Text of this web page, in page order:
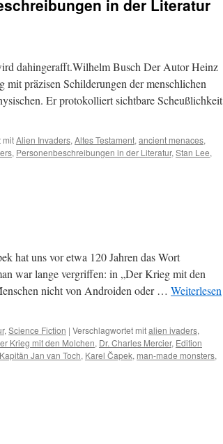
in der Literatur
dahingerafft.Wilhelm Busch Der Autor Heinz
mit präzisen Schilderungen der menschlichen
Er protokolliert sichtbare Scheußlichkeit
mitAlien Invaders, Altes Testament, ancient menaces,
, Personenbeschreibungen in der Literatur, Stan Lee,
hat uns vor etwa 120 Jahren das Wort
war lange vergriffen: in „Der Krieg mit den
nicht von Androiden oder … Weiterlesen
, Science Fiction | Verschlagwortet mitalien ivaders,
Krieg mit den Molchen, Dr. Charles Mercier, Edition
Kapitän Jan van Toch, Karel Čapek, man-made monsters,